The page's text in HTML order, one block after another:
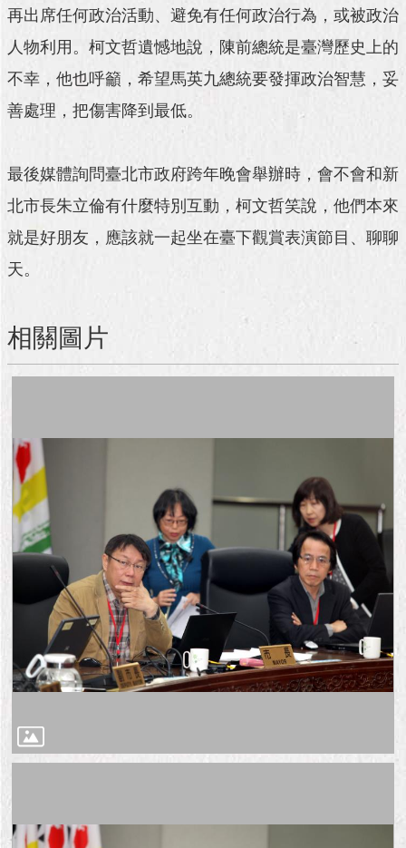
參
與
專
區
臺
遊
政
網
料
開
放
隱
私
權
及
資
訊
安
RSS
聯
我
們
統
再出席任何政治活動、避免有任何政治行為，或被政治
人物利用。柯文哲遺憾地說，陳前總統是臺灣歷史上的
不幸，他也呼籲，希望馬英九總統要發揮政治智慧，妥
善處理，把傷害降到最低。
最後媒體詢問臺北市政府跨年晚會舉辦時，會不會和新
北市長朱立倫有什麼特別互動，柯文哲笑說，他們本來
就是好朋友，應該就一起坐在臺下觀賞表演節目、聊聊
天。
相關圖片